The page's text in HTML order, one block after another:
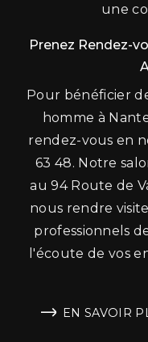
une
Prenez Rendez-
Pour bénéficier
homme à
rendez-vous en
63 48. Notre
au 94 Route de
nous rendre
professionnels
l'écoute de vos
EN SAVOIR